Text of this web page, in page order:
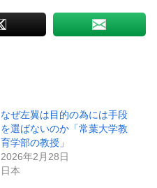
なぜ左翼は目的の為には手段
を選ばないのか「常葉大学教
育学部の教授」
2026年2月28日
日本